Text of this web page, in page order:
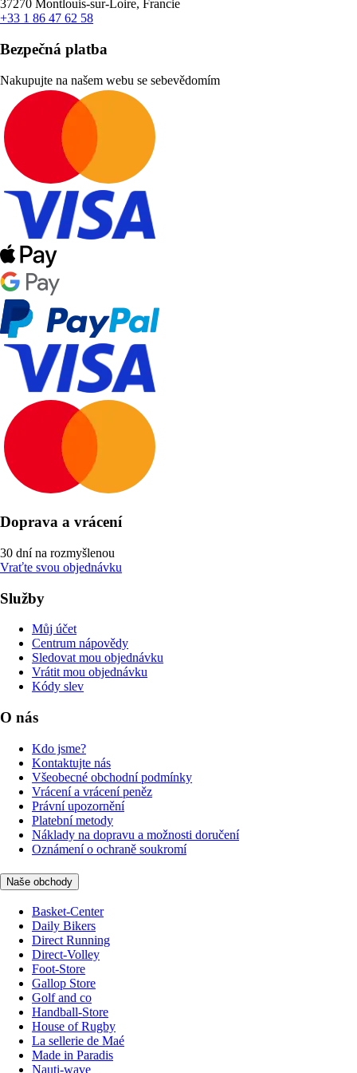
37270 Montlouis-sur-Loire, Francie
+33 1 86 47 62 58
Bezpečná platba
Nakupujte na našem webu se sebevědomím
Doprava a vrácení
30 dní na rozmyšlenou
Vraťte svou objednávku
Služby
Můj účet
Centrum nápovědy
Sledovat mou objednávku
Vrátit mou objednávku
Kódy slev
O nás
Kdo jsme?
Kontaktujte nás
Všeobecné obchodní podmínky
Vrácení a vrácení peněz
Právní upozornění
Platební metody
Náklady na dopravu a možnosti doručení
Oznámení o ochraně soukromí
Naše obchody
Basket-Center
Daily Bikers
Direct Running
Direct-Volley
Foot-Store
Gallop Store
Golf and co
Handball-Store
House of Rugby
La sellerie de Maé
Made in Paradis
Nauti-wave